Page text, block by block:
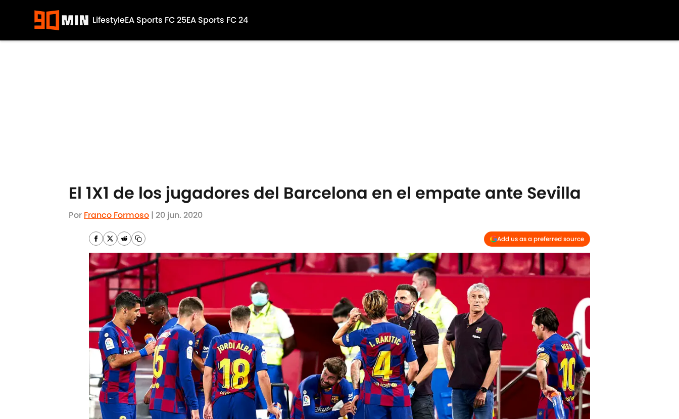
LifestyleEA Sports FC 25EA Sports FC 24
El 1X1 de los jugadores del Barcelona en el empate ante Sevilla
Por Franco Formoso | 20 jun. 2020
Add us as a preferred source